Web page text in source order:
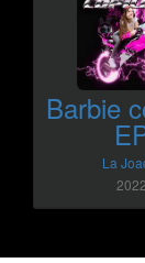
Barbie
La
2022